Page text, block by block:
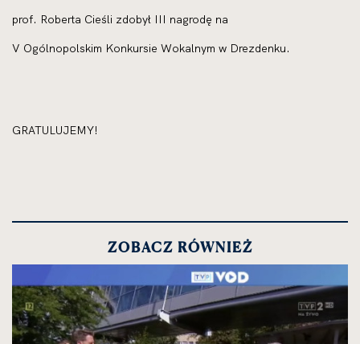
prof. Roberta Cieśli zdo­był III nagro­dę na
V Ogólnopolskim Konkursie Wokalnym w Drezdenku.
GRATULUJEMY!
ZOBACZ RÓWNIEŻ